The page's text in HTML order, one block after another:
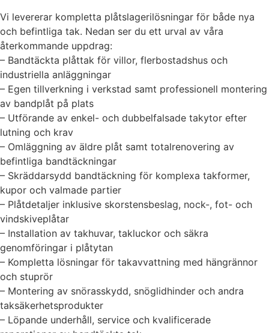
Vi levererar kompletta plåtslagerilösningar för både nya
och befintliga tak. Nedan ser du ett urval av våra
återkommande uppdrag:
– Bandtäckta plåttak för villor, flerbostadshus och
industriella anläggningar
– Egen tillverkning i verkstad samt professionell montering
av bandplåt på plats
– Utförande av enkel- och dubbelfalsade takytor efter
lutning och krav
– Omläggning av äldre plåt samt totalrenovering av
befintliga bandtäckningar
– Skräddarsydd bandtäckning för komplexa takformer,
kupor och valmade partier
– Plåtdetaljer inklusive skorstensbeslag, nock-, fot- och
vindskiveplåtar
– Installation av takhuvar, takluckor och säkra
genomföringar i plåtytan
– Kompletta lösningar för takavvattning med hängrännor
och stuprör
– Montering av snörasskydd, snöglidhinder och andra
taksäkerhetsprodukter
– Löpande underhåll, service och kvalificerade